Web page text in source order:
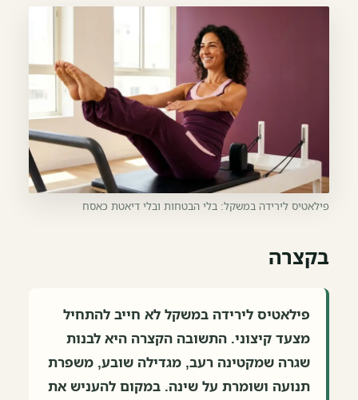
פילאטיס לירידה במשקל: בלי הבטחות ובלי דיאטת כאסח
בקצרה
פילאטיס לירידה במשקל לא חייב להתחיל
מצעד קיצוני. התשובה הקצרה היא לבנות
שגרה שמקטינה רעב, מגדילה שובע, משפרת
תנועה ושומרת על שינה. במקום להעניש את